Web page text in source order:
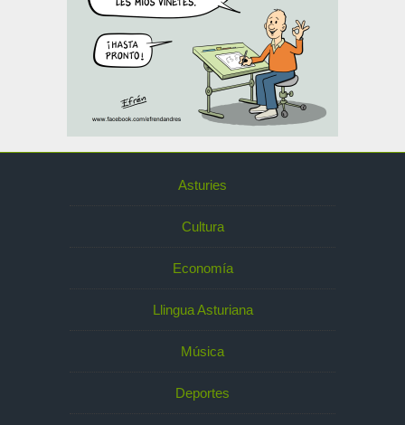
Asturies
Cultura
Economía
Llingua Asturiana
Música
Deportes